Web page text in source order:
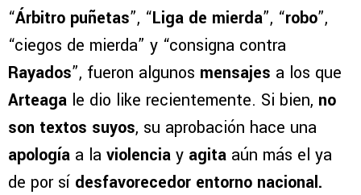
“Árbitro puñetas”, “Liga de mierda”, “robo”,
“ciegos de mierda” y “consigna contra
Rayados”, fueron algunos mensajes a los que
Arteaga le dio like recientemente. Si bien, no
son textos suyos, su aprobación hace una
apología a la violencia y agita aún más el ya
de por sí desfavorecedor entorno nacional.